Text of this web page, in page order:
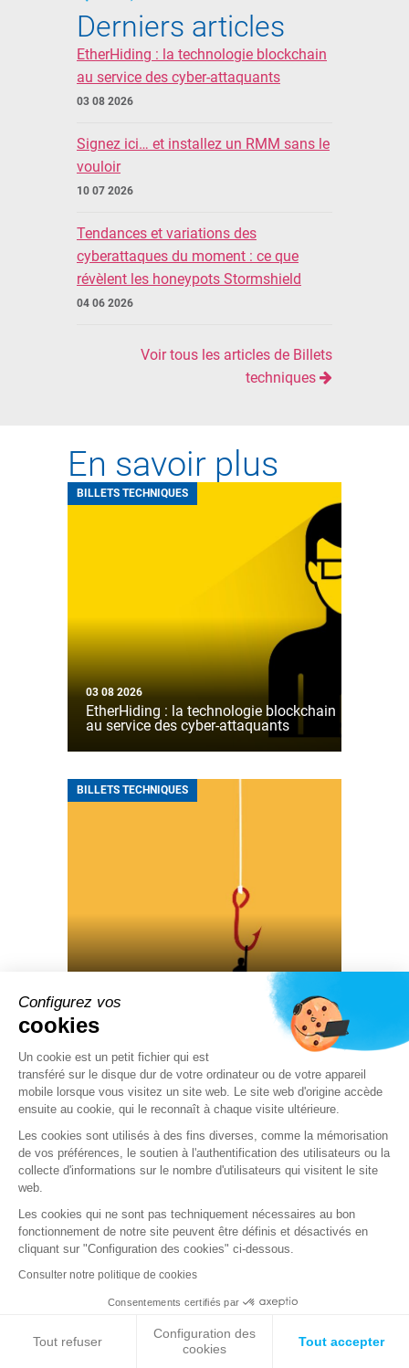
Derniers articles
EtherHiding : la technologie blockchain
au service des cyber-attaquants
03 08 2026
Signez ici… et installez un RMM sans le
vouloir
10 07 2026
Tendances et variations des
cyberattaques du moment : ce que
révèlent les honeypots Stormshield
04 06 2026
Voir tous les articles de Billets
techniques
En savoir plus
BILLETS TECHNIQUES
03 08 2026
EtherHiding : la technologie blockchain
au service des cyber-attaquants
BILLETS TECHNIQUES
Signez ici… et installez un RMM sans le
vouloir
PRODUITS & SERVICES
Stormshield complète sa gamme de
Configurez vos
cookies
Un cookie est un petit fichier qui est
transféré sur le disque dur de votre ordinateur ou de votre appareil
mobile lorsque vous visitez un site web. Le site web d'origine accède
ensuite au cookie, qui le reconnaît à chaque visite ultérieure.
Les cookies sont utilisés à des fins diverses, comme la mémorisation
de vos préférences, le soutien à l'authentification des utilisateurs ou la
collecte d'informations sur le nombre d'utilisateurs qui visitent le site
web.
Les cookies qui ne sont pas techniquement nécessaires au bon
fonctionnement de notre site peuvent être définis et désactivés en
cliquant sur "Configuration des cookies" ci-dessous.
Consulter notre politique de cookies
Consentements certifiés par
Tout refuser
Configuration des
cookies
Tout accepter